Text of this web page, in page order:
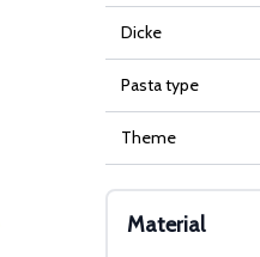
Dicke
Pasta type
Theme
Material